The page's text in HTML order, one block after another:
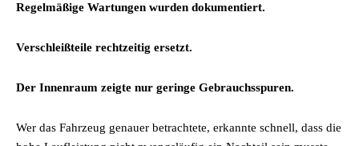
Regelmäßige Wartungen wurden dokumentiert.
Verschleißteile rechtzeitig ersetzt.
Der Innenraum zeigte nur geringe Gebrauchsspuren.
Wer das Fahrzeug genauer betrachtete, erkannte schnell, dass die